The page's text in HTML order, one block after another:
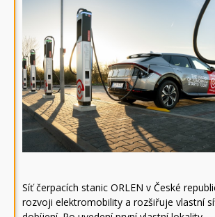
Síť čerpacích stanic ORLEN v České
rozvoji elektromobility a rozšiřuje vlastní